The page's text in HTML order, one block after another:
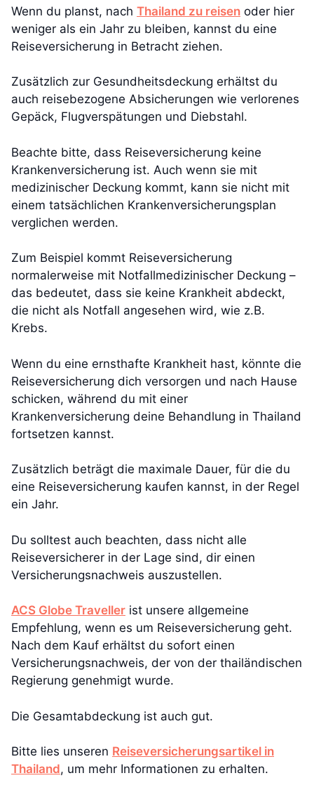
Wenn du planst, nach Thailand zu reisen oder hier
weniger als ein Jahr zu bleiben, kannst du eine
Reiseversicherung in Betracht ziehen.
Zusätzlich zur Gesundheitsdeckung erhältst du
auch reisebezogene Absicherungen wie verlorenes
Gepäck, Flugverspätungen und Diebstahl.
Beachte bitte, dass Reiseversicherung keine
Krankenversicherung ist. Auch wenn sie mit
medizinischer Deckung kommt, kann sie nicht mit
einem tatsächlichen Krankenversicherungsplan
verglichen werden.
Zum Beispiel kommt Reiseversicherung
normalerweise mit Notfallmedizinischer Deckung –
das bedeutet, dass sie keine Krankheit abdeckt,
die nicht als Notfall angesehen wird, wie z.B.
Krebs.
Wenn du eine ernsthafte Krankheit hast, könnte die
Reiseversicherung dich versorgen und nach Hause
schicken, während du mit einer
Krankenversicherung deine Behandlung in Thailand
fortsetzen kannst.
Zusätzlich beträgt die maximale Dauer, für die du
eine Reiseversicherung kaufen kannst, in der Regel
ein Jahr.
Du solltest auch beachten, dass nicht alle
Reiseversicherer in der Lage sind, dir einen
Versicherungsnachweis auszustellen.
ACS Globe Traveller ist unsere allgemeine
Empfehlung, wenn es um Reiseversicherung geht.
Nach dem Kauf erhältst du sofort einen
Versicherungsnachweis, der von der thailändischen
Regierung genehmigt wurde.
Die Gesamtabdeckung ist auch gut.
Bitte lies unseren Reiseversicherungsartikel in
Thailand, um mehr Informationen zu erhalten.